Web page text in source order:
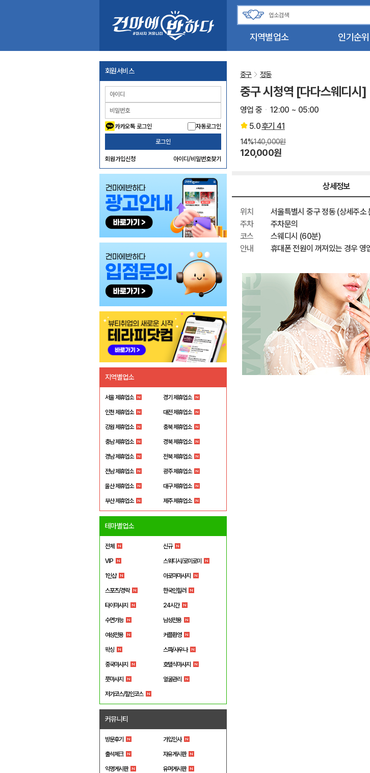
지역별업소 인기순위
회원서비스
카카오톡 로그인 자동로그인
로그인
회원가입신청 아이디/비밀번호찾기
지역별업소
서울 제휴업소 경기 제휴업소
인천 제휴업소 대전 제휴업소
강원 제휴업소 충북 제휴업소
충남 제휴업소 경북 제휴업소
경남 제휴업소 전북 제휴업소
전남 제휴업소 광주 제휴업소
울산 제휴업소 대구 제휴업소
부산 제휴업소 제주 제휴업소
테마별업소
전체 신규
VIP 스웨디시/로미로미
1인샵 아로마마사지
스포츠/경락 한국인힐러
타이마사지 24시간
수면가능 남성전용
여성전용 커플환영
왁싱 스파/사우나
중국마사지 호텔식마사지
풋마사지 얼굴관리
저가코스/할인코스
커뮤니티
방문후기 가입인사
출석체크 자유게시판
익명게시판 유머게시판
중구 정동
중구 시청역 [다다스웨디시]
영업 중
12:00 ~ 05:00
5.0후기41
14%140,000원
120,000원
상세정보
위치
서울특별시 중구 정동 (상세주
주차
주차문의
코스
스웨디시 (60분)
안내
휴대폰 전원이 꺼져있는 경우 영